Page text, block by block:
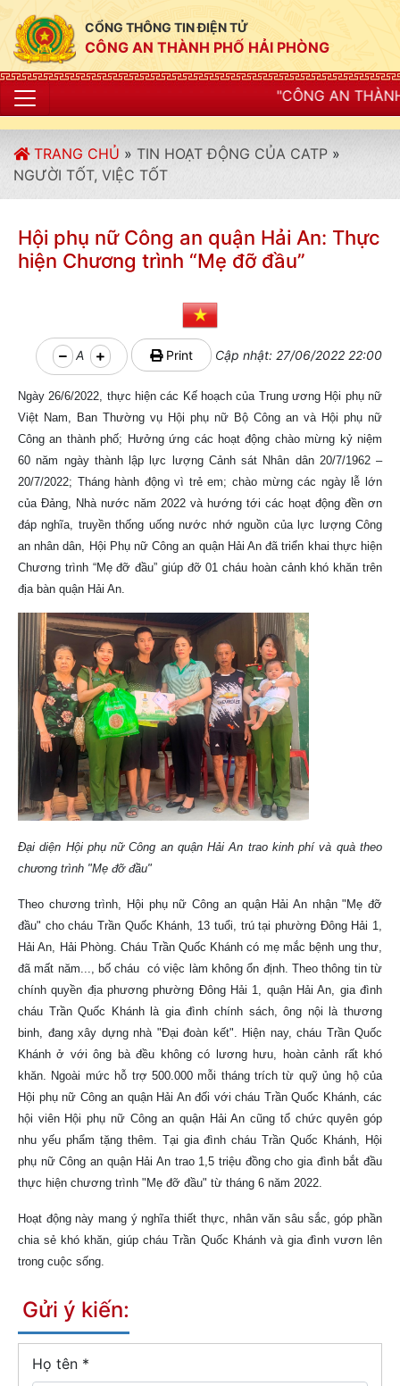
CỔNG THÔNG TIN ĐIỆN TỬ
CÔNG AN THÀNH PHỐ HẢI PHÒNG
"CÔNG AN THÀNH PHỐ HẢI
TRANG CHỦ » TIN HOẠT ĐỘNG CỦA CATP »
NGƯỜI TỐT, VIỆC TỐT
Hội phụ nữ Công an quận Hải An: Thực
hiện Chương trình “Mẹ đỡ đầu”
A Print Cập nhật: 27/06/2022 22:00
Ngày 26/6/2022, thực hiện các Kế hoạch của Trung ương Hội phụ nữ
Việt Nam, Ban Thường vụ Hội phụ nữ Bộ Công an và Hội phụ nữ
Công an thành phố; Hưởng ứng các hoạt động chào mừng kỷ niệm
60 năm ngày thành lập lực lượng Cảnh sát Nhân dân 20/7/1962 –
20/7/2022; Tháng hành động vì trẻ em; chào mừng các ngày lễ lớn
của Đảng, Nhà nước năm 2022 và hướng tới các hoạt động đền ơn
đáp nghĩa, truyền thống uống nước nhớ nguồn của lực lượng Công
an nhân dân, Hội Phụ nữ Công an quận Hải An đã triển khai thực hiện
Chương trình “Mẹ đỡ đầu” giúp đỡ 01 cháu hoàn cảnh khó khăn trên
địa bàn quận Hải An.
Đại diện Hội phụ nữ Công an quận Hải An trao kinh phí và quà theo
chương trình "Mẹ đỡ đầu"
Theo chương trình, Hội phụ nữ Công an quận Hải An nhận "Mẹ đỡ
đầu" cho cháu Trần Quốc Khánh, 13 tuổi, trú tại phường Đông Hải 1,
Hải An, Hải Phòng. Cháu Trần Quốc Khánh có mẹ mắc bệnh ung thư,
đã mất năm..., bố cháu có việc làm không ổn định. Theo thông tin từ
chính quyền địa phương phường Đông Hải 1, quận Hải An, gia đình
cháu Trần Quốc Khánh là gia đình chính sách, ông nội là thương
binh, đang xây dựng nhà "Đại đoàn kết". Hiện nay, cháu Trần Quốc
Khánh ở với ông bà đều không có lương hưu, hoàn cảnh rất khó
khăn. Ngoài mức hỗ trợ 500.000 mỗi tháng trích từ quỹ ủng hộ của
Hội phụ nữ Công an quận Hải An đối với cháu Trần Quốc Khánh, các
hội viên Hội phụ nữ Công an quận Hải An cũng tổ chức quyên góp
nhu yếu phẩm tặng thêm. Tại gia đình cháu Trần Quốc Khánh, Hội
phụ nữ Công an quận Hải An trao 1,5 triệu đồng cho gia đình bắt đầu
thực hiện chương trình "Mẹ đỡ đầu" từ tháng 6 năm 2022.
Hoạt động này mang ý nghĩa thiết thực, nhân văn sâu sắc, góp phần
chia sẻ khó khăn, giúp cháu Trần Quốc Khánh và gia đình vươn lên
trong cuộc sống.
Gửi ý kiến:
Họ tên *